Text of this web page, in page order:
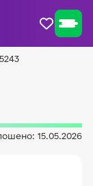
15.05.2026